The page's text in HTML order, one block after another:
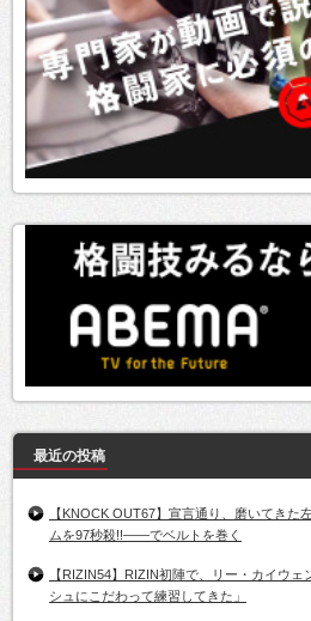
最近の投稿
【KNOCK OUT67】宣言通り、磨いてきた
ムを97秒殺!!――でベルトを巻く
【RIZIN54】RIZIN初陣で、リー・カイウ
シュにこだわって練習してきた」